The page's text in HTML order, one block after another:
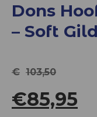
of
5
Dons
– Soft
€ 103,50
€85,95